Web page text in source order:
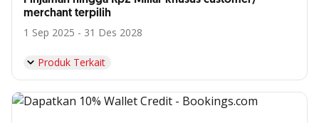
merchant terpilih
1 Sep 2025 - 31 Des 2028
Produk Terkait